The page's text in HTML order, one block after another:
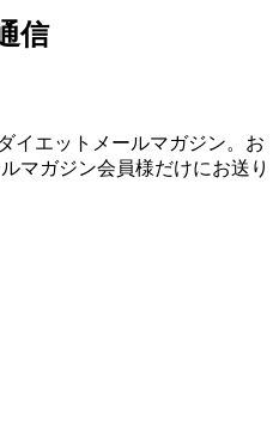
信
イエットメールマガジン。お
マガジン会員様だけにお送り